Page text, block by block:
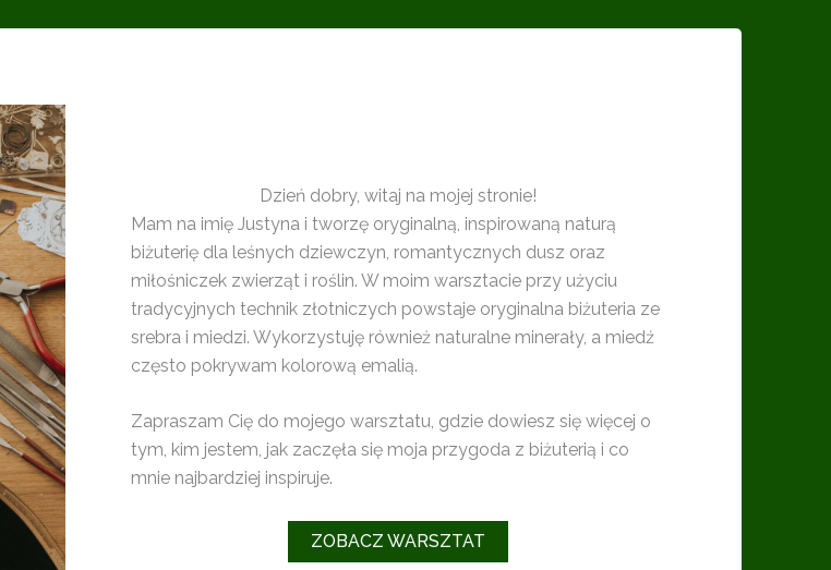
Dzień dobry, witaj na mojej stronie!
Mam na imię Justyna i tworzę oryginalną, inspirowaną naturą
biżuterię dla leśnych dziewczyn, romantycznych dusz oraz
miłośniczek zwierząt i roślin. W moim warsztacie przy użyciu
tradycyjnych technik złotniczych powstaje oryginalna biżuteria ze
srebra i miedzi. Wykorzystuję również naturalne minerały, a miedź
często pokrywam kolorową emalią.
Zapraszam Cię do mojego warsztatu, gdzie dowiesz się więcej o
tym, kim jestem, jak zaczęła się moja przygoda z biżuterią i co
mnie najbardziej inspiruje.
ZOBACZ WARSZTAT